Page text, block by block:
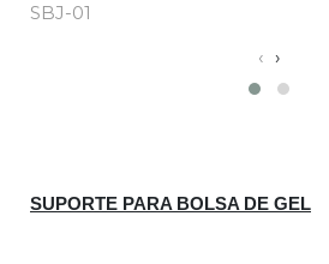
SBJ-01
‹ ›
SUPORTE PARA BOLSA DE GEL